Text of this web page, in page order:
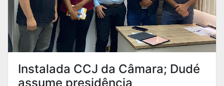
Instalada CCJ da Câmara; Dudé
assume presidência